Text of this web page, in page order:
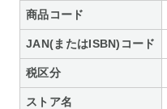
商品コード
JAN(またはISBN)コード
税区分
ストア名